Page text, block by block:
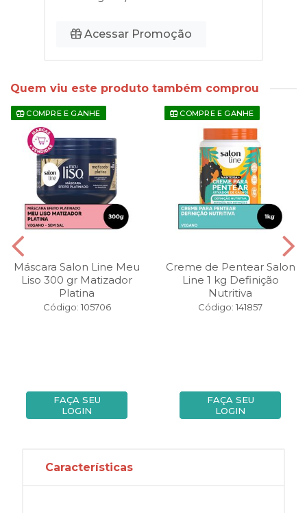
Acessar Promoção
Quem viu este produto também comprou
COMPRE E GANHE
Máscara Salon Line Meu
Liso 300 gr Matizador
Platina
Código: 105706
FAÇA SEU
LOGIN
COMPRE E GANHE
Creme de Pentear Salon
Line 1 kg Definição
Nutritiva
Código: 141857
FAÇA SEU
LOGIN
Características